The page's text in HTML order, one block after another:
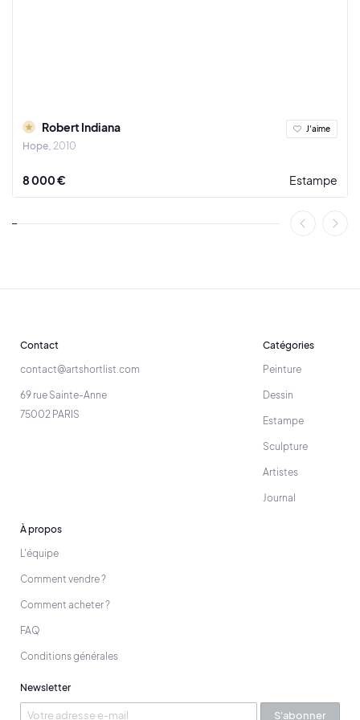
l’artiste à Biot.
Robert Indiana
Hope 2010
J'aime
8 000 € Estampe
Contact
contact@artshortlist.com
69 rue Sainte-Anne
75002 PARIS
Catégories
Peinture
Dessin
Estampe
Sculpture
Artistes
Journal
À propos
L'équipe
Comment vendre ?
Comment acheter ?
FAQ
Conditions générales
Newsletter
S'abonner